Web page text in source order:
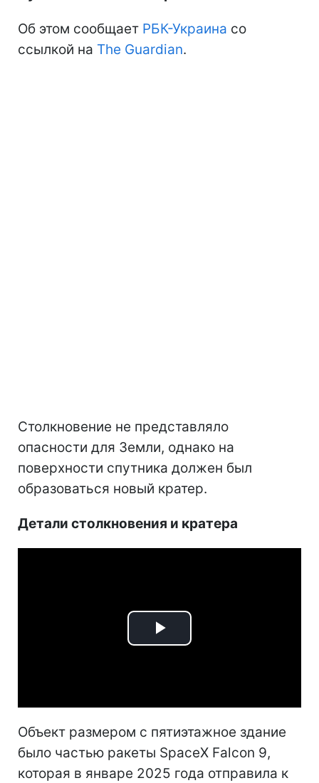
Об этом сообщает РБК-Украина со
ссылкой на The Guardian.
Столкновение не представляло
опасности для Земли, однако на
поверхности спутника должен был
образоваться новый кратер.
Детали столкновения и кратера
Play
Объект размером с пятиэтажное здание
было частью ракеты SpaceX Falcon 9,
которая в январе 2025 года отправила к